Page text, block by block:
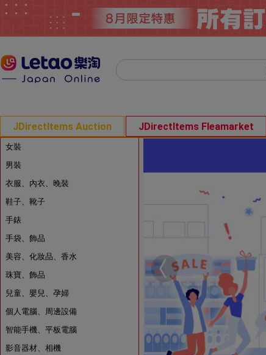
JDirectItems Auction JDirectItems Fleamarket
女裝
男裝
衣服、內衣、晚裝
鞋子、靴子
手錶
手袋、飾品
美容、化妝品、香水
珠寶、飾品
兒童、嬰兒、孕婦
個人電腦、周邊設備
智能手機、平板電腦
影音器材、相機